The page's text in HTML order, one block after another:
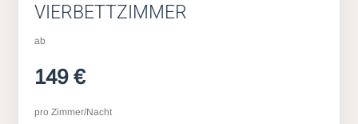
VIERBETTZIMMER
ab
149 €
pro Zimmer/Nacht